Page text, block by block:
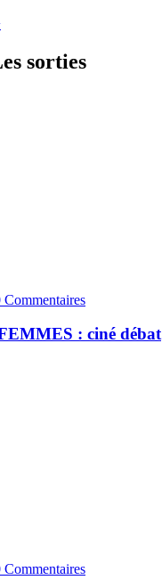
sorties
Commentaires
: ciné débat
Commentaires